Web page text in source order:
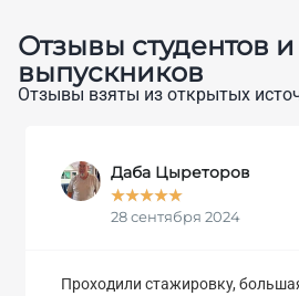
Отзывы студентов и
выпускников
Отзывы взяты из открытых
Даба Цыреторов
★★★★★
28 сентября 2024
Проходили стажировку,